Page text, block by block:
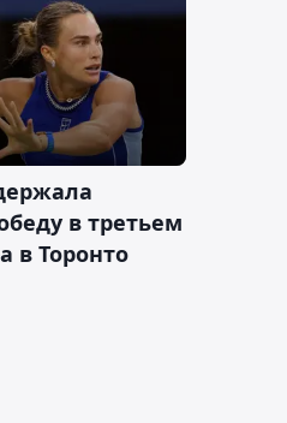
в третьем
в Торонто